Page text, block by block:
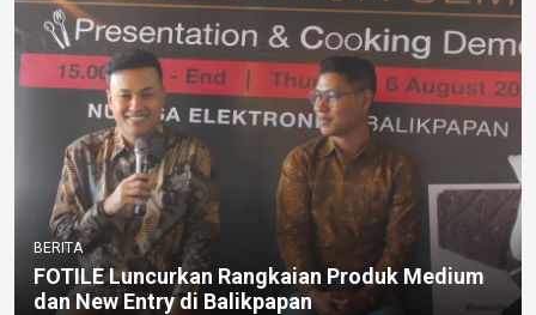
BERITA
FOTILE Luncurkan Rangkaian Produk Medium
dan New Entry di Balikpapan